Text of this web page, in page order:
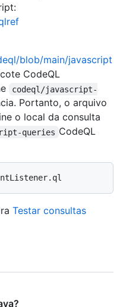
blob/main/javascript
CodeQL
codeql/javascript-
Portanto, o arquivo
o local da consulta
queries CodeQL
Testar consultas